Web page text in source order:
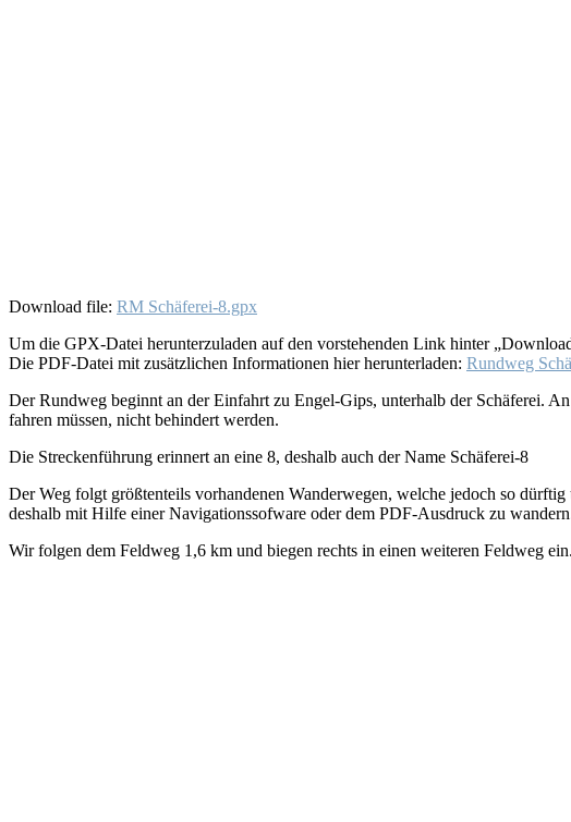
Download file: RM Schäferei-8.gpx
Um die GPX-Datei herunterzuladen auf den vorstehenden Link hinter
Die PDF-Datei mit zusätzlichen Informationen hier herunterladen: Rundweg
Der Rundweg beginnt an der Einfahrt zu Engel-Gips, unterhalb der Schäferei.
fahren müssen, nicht behindert werden.
Die Streckenführung erinnert an eine 8, deshalb auch der Name Schäferei-8
Der Weg folgt größtenteils vorhandenen Wanderwegen, welche jedoch so
deshalb mit Hilfe einer Navigationssofware oder dem PDF-Ausdruck zu
Wir folgen dem Feldweg 1,6 km und biegen rechts in einen weiteren Feldweg